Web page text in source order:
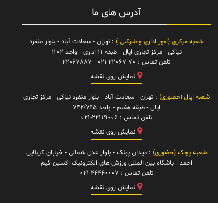
آدرس های ما
شعبه مرکزی (امور اداری و شرکتی ) : تهران - سعادت آباد - بلوار منفرد
نیاکی - مرکز تجاری اپال - طبقه 11 اداری - واحد 1102
تلفن تماس : 021-22067170 - 22067887
نمایش روی نقشه
شعبه اپال (حضوری) : تهران - سعادت آباد - بلوار منفرد نیاکی - مرکز تجاری
اپال - طبقه هفتم - واحد 742/745
تلفن تماس : 021-22119006
نمایش روی نقشه
شعبه پونک (حضوری) : میدان پونک - بلوار عدل شمالی - خیابان کربلایی
احمد - باشگاه بین المللی ورزش های الکترونیک اکسین گیم
تلفن تماس : 021-44440007
نمایش روی نقشه